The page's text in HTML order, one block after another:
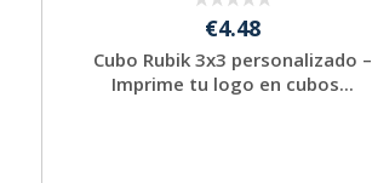
€4.48
Cubo Rubik 3x3 personalizado –
Imprime tu logo en cubos...